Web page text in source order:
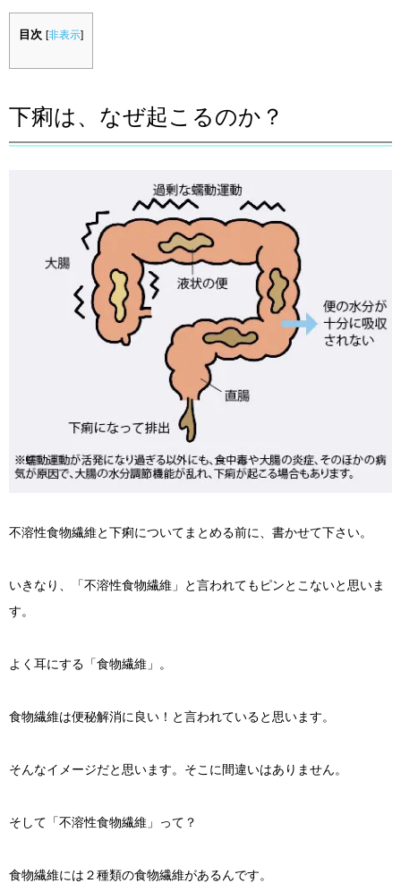
目次 [非表示]
下痢は、なぜ起こるのか？
不溶性食物繊維と下痢についてまとめる前に、書かせて下さい。
いきなり、「不溶性食物繊維」と言われてもピンとこないと思いま
す。
よく耳にする「食物繊維」。
食物繊維は便秘解消に良い！と言われていると思います。
そんなイメージだと思います。そこに間違いはありません。
そして「不溶性食物繊維」って？
食物繊維には２種類の食物繊維があるんです。